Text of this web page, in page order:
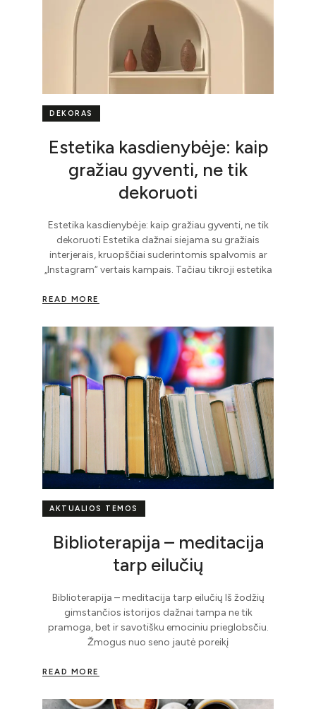
DEKORAS
Estetika kasdienybėje: kaip
gražiau gyventi, ne tik
dekoruoti
Estetika kasdienybėje: kaip gražiau gyventi, ne tik
dekoruoti Estetika dažnai siejama su gražiais
interjerais, kruopščiai suderintomis spalvomis ar
„Instagram“ vertais kampais. Tačiau tikroji estetika
READ MORE
AKTUALIOS TEMOS
Biblioterapija – meditacija
tarp eilučių
Biblioterapija – meditacija tarp eilučių Iš žodžių
gimstančios istorijos dažnai tampa ne tik
pramoga, bet ir savotišku emociniu prieglobsčiu.
Žmogus nuo seno jautė poreikį
READ MORE